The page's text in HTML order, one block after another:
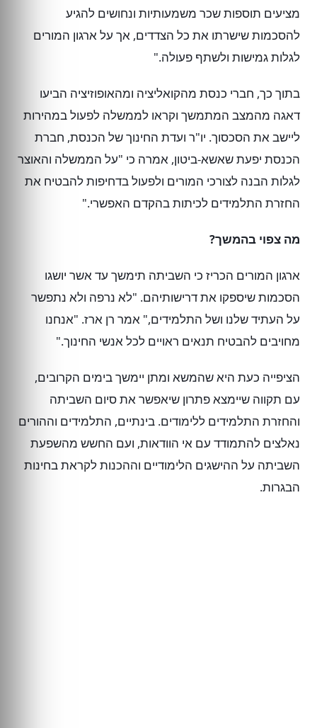
מציעים תוספות שכר משמעותיות ונחושים להגיע
להסכמות שישרתו את כל הצדדים, אך על ארגון המורים
לגלות גמישות ולשתף פעולה."
בתוך כך, חברי כנסת מהקואליציה ומהאופוזיציה הביעו
דאגה מהמצב המתמשך וקראו לממשלה לפעול במהירות
ליישב את הסכסוך. יו"ר ועדת החינוך של הכנסת, חברת
הכנסת יפעת שאשא-ביטון, אמרה כי "על הממשלה והאוצר
לגלות הבנה לצורכי המורים ולפעול בדחיפות להבטיח את
החזרת התלמידים לכיתות בהקדם האפשרי."
מה צפוי בהמשך?
ארגון המורים הכריז כי השביתה תימשך עד אשר יושגו
הסכמות שיספקו את דרישותיהם. "לא נרפה ולא נתפשר
על העתיד שלנו ושל התלמידים," אמר רן ארז. "אנחנו
מחויבים להבטיח תנאים ראויים לכל אנשי החינוך."
הציפייה כעת היא שהמשא ומתן יימשך בימים הקרובים,
עם תקווה שיימצא פתרון שיאפשר את סיום השביתה
והחזרת התלמידים ללימודים. בינתיים, התלמידים וההורים
נאלצים להתמודד עם אי הוודאות, ועם החשש מהשפעת
השביתה על ההישגים הלימודיים וההכנות לקראת בחינות
הבגרות.